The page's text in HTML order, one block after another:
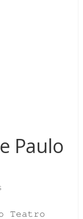
Paulo
Teatro